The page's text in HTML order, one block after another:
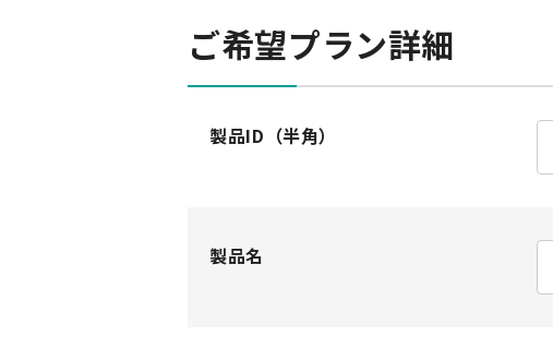
ご希望プラン詳細
製品ID （半角）
製品名